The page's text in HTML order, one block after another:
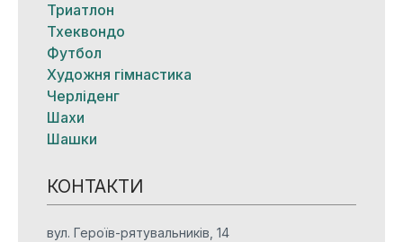
Триатлон
Тхеквондо
Футбол
Художня гімнастика
Черліденг
Шахи
Шашки
КОНТАКТИ
вул. Героїв-рятувальників, 14